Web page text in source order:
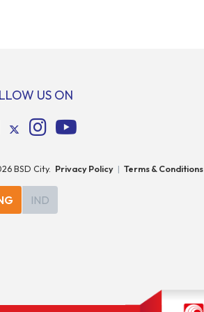
US ON
BSD City. Privacy Policy | Terms & Conditions
IND